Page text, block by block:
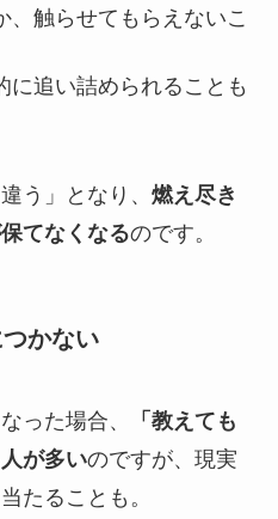
、触らせてもらえないこ
に追い詰められることも
う」となり、 燃え尽き
てなくなるのです。
かない
った場合、
「教えても
が多いのですが、現実
たることも。